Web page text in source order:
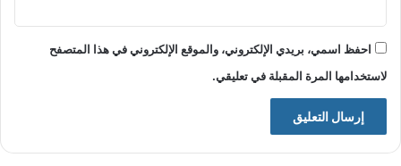
احفظ اسمي، بريدي الإلكتروني، والموقع الإلكتروني في هذا المتصفح
لاستخدامها المرة المقبلة في تعليقي.